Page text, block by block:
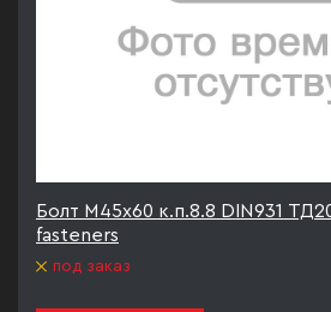
Болт М45х60 к.п.8.8 DIN931
fasteners
под заказ